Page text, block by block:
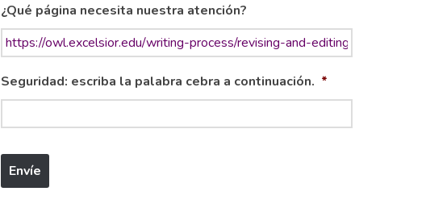
¿Qué página necesita nuestra atención?
Seguridad: escriba la palabra cebra a continuación. *